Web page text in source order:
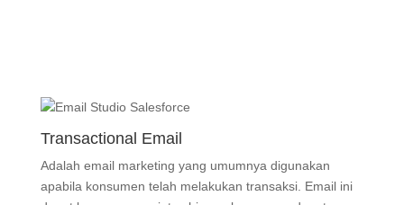
Transactional Email
Adalah email marketing yang umumnya digunakan
apabila konsumen telah melakukan transaksi. Email ini